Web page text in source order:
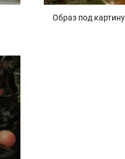
Образ под